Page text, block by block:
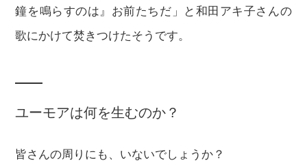
鐘を鳴らすのは』お前たちだ」と和田アキ子さんの
歌にかけて焚きつけたそうです。
ユーモアは何を生むのか？
皆さんの周りにも、いないでしょうか？